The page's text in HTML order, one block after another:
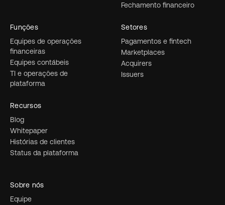
Fechamento financeiro
Setores
Pagamentos e fintech
Marketplaces
Acquirers
Issuers
Funções
Equipes de operações
financeiras
Equipes contábeis
TI e operações de
plataforma
Recursos
Blog
Whitepaper
Histórias de clientes
Status da plataforma
Sobre nós
Equipe